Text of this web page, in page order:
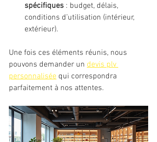
spécifiques : budget, délais,
conditions d’utilisation (intérieur,
extérieur).
Une fois ces éléments réunis, nous
pouvons demander un devis plv
personnalisée qui correspondra
parfaitement à nos attentes.